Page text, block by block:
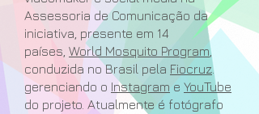
Assessoria de Comunicação da
iniciativa, presente em 14
países, World Mosquito Program,
conduzida no Brasil pela Fiocruz.
gerenciando o Instagram e YouTube
do projeto. Atualmente é fotógrafo